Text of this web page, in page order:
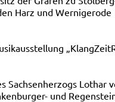
Harz und Wernigerode
Sachsenherzogs
und